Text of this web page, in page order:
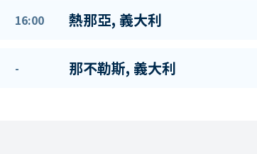
16:00 熱那亞, 義大利
- 那不勒斯, 義大利